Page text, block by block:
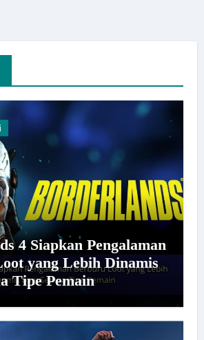
4 Siapkan Pengalaman
yang Lebih Dinamis
Tipe Pemain